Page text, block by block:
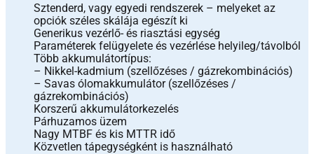
Sztenderd, vagy egyedi rendszerek – melyeket az
opciók széles skálája egészít ki
Generikus vezérlő- és riasztási egység
Paraméterek felügyelete és vezérlése helyileg/távolból
Több akkumulátortípus:
– Nikkel-kadmium (szellőzéses / gázrekombinációs)
– Savas ólomakkumulátor (szellőzéses /
gázrekombinációs)
Korszerű akkumulátorkezelés
Párhuzamos üzem
Nagy MTBF és kis MTTR idő
Közvetlen tápegységként is használható